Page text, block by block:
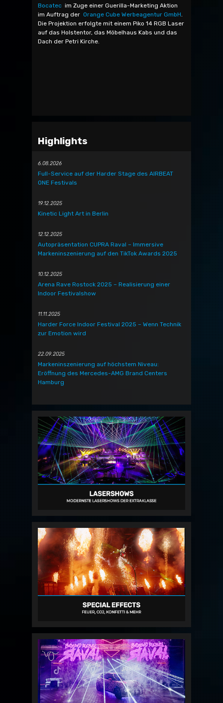
Bocatec im Zuge einer Guerilla-Marketing Aktion
im Auftrag der Orange Cube Werbeagentur GmbH.
Die Projektion erfolgte mit einem Piko 14 RGB Laser
auf das Holstentor, das Möbelhaus Kabs und das
Dach der Petri Kirche.
Highlights
6.08.2026
Full-Service auf der Harder Stage des AIRBEAT
ONE Festivals
19.12.2025
Kinetic Light Art in Berlin
12.12.2025
Autopräsentation CUPRA Raval – Immersive
Markeninszenierung auf den TikTok Awards 2025
10.12.2025
Arena Rave Rostock 2025 – Realisierung einer
Indoor Festivalshow
11.11.2025
Harder Force Indoor Festival 2025 – Wenn Technik
zur Emotion wird
22.09.2025
Markeninszenierung auf höchstem Niveau:
Eröffnung des Mercedes-AMG Brand Centers
Hamburg